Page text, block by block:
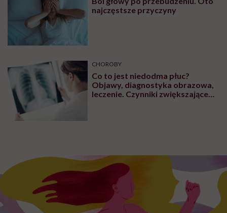
najczęstsze przyczyny
CHOROBY
Co to jest niedodma płuc?
Objawy, diagnostyka obrazowa,
leczenie. Czynniki zwiększające